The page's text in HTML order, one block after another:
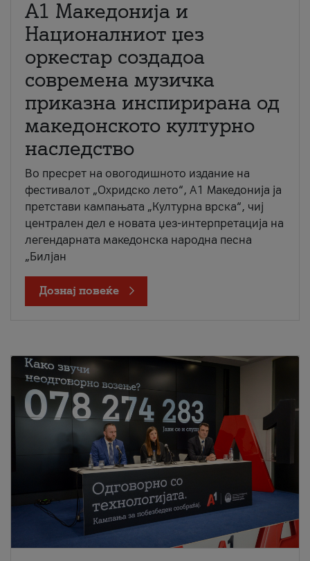
А1 Македонија и
Националниот џез
оркестар создадоа
современа музичка
приказна инспирирана од
македонското културно
наследство
Во пресрет на овогодишното издание на
фестивалот „Охридско лето“, А1 Македонија ја
претстави кампањата „Културна врска“, чиј
централен дел е новата џез-интерпретација на
легендарната македонска народна песна
„Билјан
Дознај повеќе